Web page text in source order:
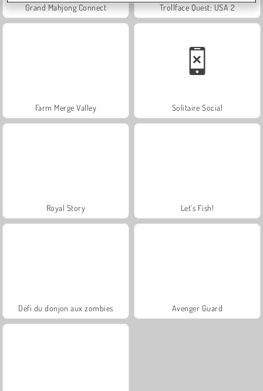
Grand Mahjong Connect Trollface Quest: USA 2
Farm Merge Valley Solitaire Social
Royal Story Let's Fish!
Défi du donjon aux zombies Avenger Guard